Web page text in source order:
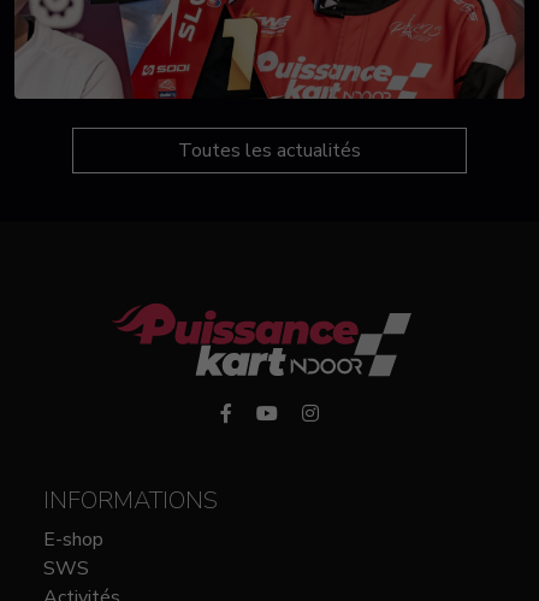
Toutes les actualités
INFORMATIONS
E-shop
SWS